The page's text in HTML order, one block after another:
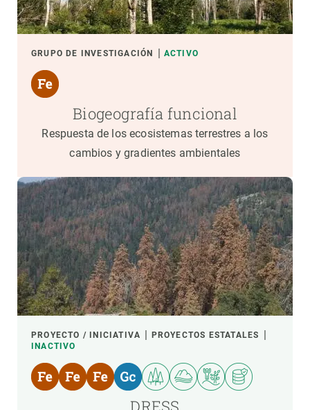
GRUPO DE INVESTIGACIÓN ACTIVO
Biogeografía funcional
Respuesta de los ecosistemas terrestres a los
cambios y gradientes ambientales
PROYECTO / INICIATIVA
PROYECTOS ESTATALES
INACTIVO